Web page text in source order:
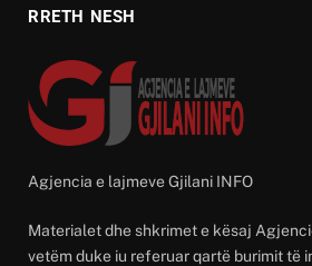
RRETH NESH
Agjencia e lajmeve Gjilani INFO
Materialet dhe shkrimet e kësaj
vetëm duke iu referuar qartë burimit të